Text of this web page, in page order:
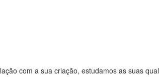
com a sua criação, estudamos as suas